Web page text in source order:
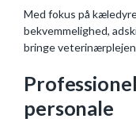
Med fokus på
bekvemmelighed,
bringe
personale